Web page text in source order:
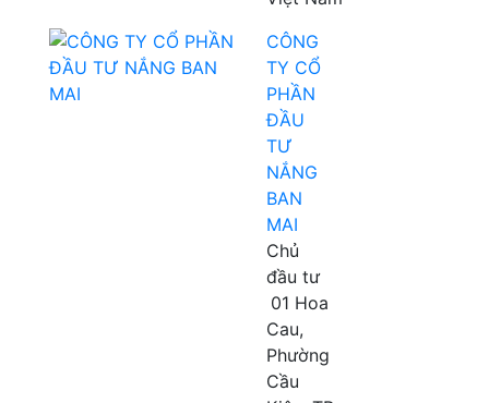
CÔNG
TY CỔ
PHẦN
ĐẦU
TƯ
NẮNG
BAN
MAI
Chủ
đầu tư
01 Hoa
Cau,
Phường
Cầu